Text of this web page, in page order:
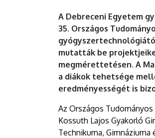
DEBRECENI
EGYETEM
A Debreceni Egyetem
35. Országos
mutatták be
megmérettetésen. A
a diákok tehetsége
eredményességét is
Az Országos
Kossuth Lajos Gyakorló
Technikuma,